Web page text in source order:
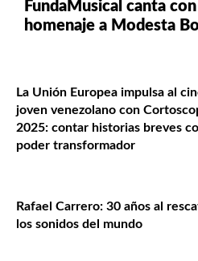
FundaMusical canta
homenaje a Modesta
La Unión Europea impulsa al
joven venezolano con
2025: contar historias breves
poder transformador
Rafael Carrero: 30 años al
los sonidos del mundo